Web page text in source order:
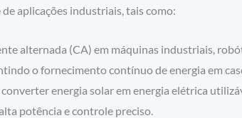
aplicações industriais, tais como:
alternada (CA) em máquinas industriais,
o fornecimento contínuo de energia em
energia solar em energia elétrica
potência e controle preciso.